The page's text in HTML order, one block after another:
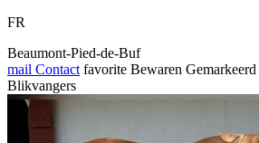
FR
Beaumont-Pied-de-Buf
mail Contact favorite Bewaren Gemarkeerd
Blikvangers